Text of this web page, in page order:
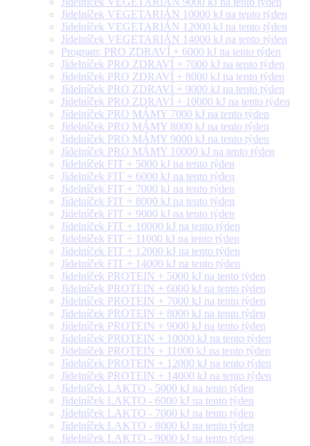
Jídelníček VEGETARIÁN 10000 kJ na tento týden
Jídelníček VEGETARIÁN 12000 kJ na tento týden
Jídelníček VEGETARIÁN 14000 kJ na tento týden
Program: PRO ZDRAVÍ + 6000 kJ na tento týden
Jídelníček PRO ZDRAVÍ + 7000 kJ na tento týden
Jídelníček PRO ZDRAVÍ + 8000 kJ na tento týden
Jídelníček PRO ZDRAVÍ + 9000 kJ na tento týden
Jídelníček PRO ZDRAVÍ + 10000 kJ na tento týden
Jídelníček PRO MÁMY 7000 kJ na tento týden
Jídelníček PRO MÁMY 8000 kJ na tento týden
Jídelníček PRO MÁMY 9000 kJ na tento týden
Jídelníček PRO MÁMY 10000 kJ na tento týden
Jídelníček FIT + 5000 kJ na tento týden
Jídelníček FIT + 6000 kJ na tento týden
Jídelníček FIT + 7000 kJ na tento týden
Jídelníček FIT + 8000 kJ na tento týden
Jídelníček FIT + 9000 kJ na tento týden
Jídelníček FIT + 10000 kJ na tento týden
Jídelníček FIT + 11000 kJ na tento týden
Jídelníček FIT + 12000 kJ na tento týden
Jídelníček FIT + 14000 kJ na tento týden
Jídelníček PROTEIN + 5000 kJ na tento týden
Jídelníček PROTEIN + 6000 kJ na tento týden
Jídelníček PROTEIN + 7000 kJ na tento týden
Jídelníček PROTEIN + 8000 kJ na tento týden
Jídelníček PROTEIN + 9000 kJ na tento týden
Jídelníček PROTEIN + 10000 kJ na tento týden
Jídelníček PROTEIN + 11000 kJ na tento týden
Jídelníček PROTEIN + 12000 kJ na tento týden
Jídelníček PROTEIN + 14000 kJ na tento týden
Jídelníček LAKTO - 5000 kJ na tento týden
Jídelníček LAKTO - 6000 kJ na tento týden
Jídelníček LAKTO - 7000 kJ na tento týden
Jídelníček LAKTO - 8000 kJ na tento týden
Jídelníček LAKTO - 9000 kJ na tento týden